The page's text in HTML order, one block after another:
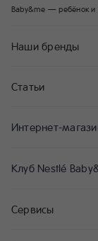
Baby&me — ребёнок и
Наши бренды
Статьи
Интернет-
Клуб Nestlé
Сервисы